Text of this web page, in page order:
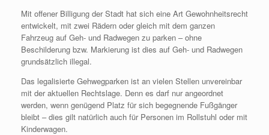
Mit offener Billigung der Stadt hat sich eine Art Gewohnheitsrecht
entwickelt, mit zwei Rädern oder gleich mit dem ganzen
Fahrzeug auf Geh- und Radwegen zu parken – ohne
Beschilderung bzw. Markierung ist dies auf Geh- und Radwegen
grundsätzlich illegal.
Das legalisierte Gehwegparken ist an vielen Stellen unvereinbar
mit der aktuellen Rechtslage. Denn es darf nur angeordnet
werden, wenn genügend Platz für sich begegnende Fußgänger
bleibt – dies gilt natürlich auch für Personen im Rollstuhl oder mit
Kinderwagen.